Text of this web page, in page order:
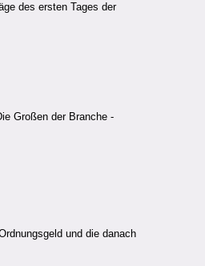
des ersten Tages der
Großen der Branche -
und die danach